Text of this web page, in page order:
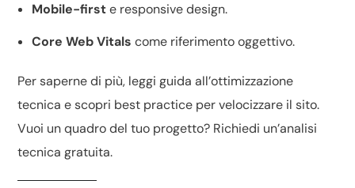
Mobile-firste responsive design.
Core Web Vitals come riferimento oggettivo.
Per saperne di più, leggiguida all’ottimizzazione
tecnica e scopri best practice per velocizzare il sito.
Vuoi un quadro del tuo progetto? Richiedi un’analisi
tecnica gratuita.